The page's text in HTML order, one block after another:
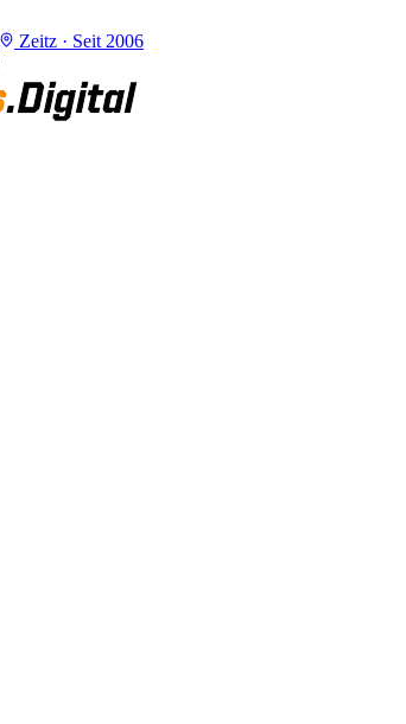
Zeitz · Seit 2006